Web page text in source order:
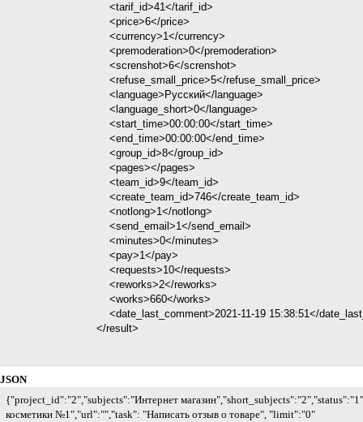
JSON
{"project_id":"2","subjects":"Интернет
косметики №1","url":"","task": "Написать отзыв о товаре", "limit":"0"